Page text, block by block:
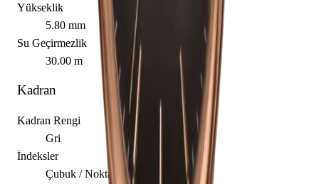
Yükseklik
5.80 mm
Su Geçirmezlik
30.00 m
Kadran
Kadran Rengi
Gri
İndeksler
Çubuk / Nokta